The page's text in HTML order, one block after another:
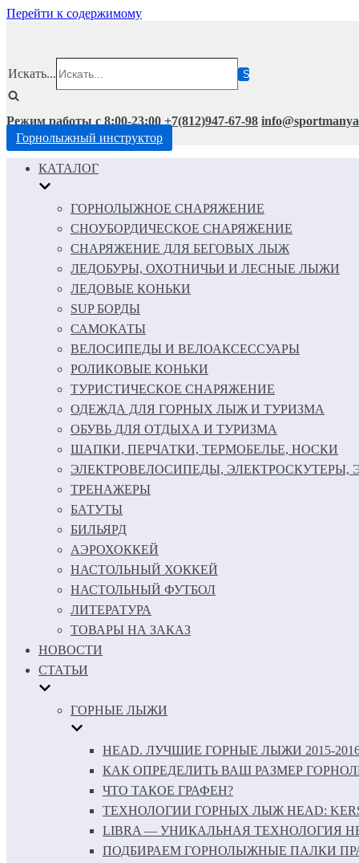
Перейти к содержимому
Искать...
Режим работы с 8:00-23:00 +7(812)947-67-98
Горнолыжный инструктор
КАТАЛОГ
ГОРНОЛЫЖНОЕ СНАРЯЖЕНИЕ
СНОУБОРДИЧЕСКОЕ СНАРЯЖЕНИЕ
СНАРЯЖЕНИЕ ДЛЯ БЕГОВЫХ ЛЫЖ
ЛЕДОБУРЫ, ОХОТНИЧЬИ И ЛЕСНЫЕ ЛЫЖИ
ЛЕДОВЫЕ КОНЬКИ
SUP БОРДЫ
САМОКАТЫ
ВЕЛОСИПЕДЫ И ВЕЛОАКСЕССУАРЫ
РОЛИКОВЫЕ КОНЬКИ
ТУРИСТИЧЕСКОЕ СНАРЯЖЕНИЕ
ОДЕЖДА ДЛЯ ГОРНЫХ ЛЫЖ И ТУРИЗМА
ОБУВЬ ДЛЯ ОТДЫХА И ТУРИЗМА
ШАПКИ, ПЕРЧАТКИ, ТЕРМОБЕЛЬЕ, НОСКИ
ЭЛЕКТРОВЕЛОСИПЕДЫ, ЭЛЕКТРОСКУТЕРЫ,
ТРЕНАЖЕРЫ
БАТУТЫ
БИЛЬЯРД
АЭРОХОККЕЙ
НАСТОЛЬНЫЙ ХОККЕЙ
НАСТОЛЬНЫЙ ФУТБОЛ
ЛИТЕРАТУРА
ТОВАРЫ НА ЗАКАЗ
НОВОСТИ
СТАТЬИ
ГОРНЫЕ ЛЫЖИ
HEAD. ЛУЧШИЕ ГОРНЫЕ ЛЫЖИ 2015-
КАК ОПРЕДЕЛИТЬ ВАШ РАЗМЕР
ЧТО ТАКОЕ ГРАФЕН?
ТЕХНОЛОГИИ ГОРНЫХ ЛЫЖ HEAD: KERS
LIBRA — УНИКАЛЬНАЯ ТЕХНОЛОГИЯ
ПОДБИРАЕМ ГОРНОЛЫЖНЫЕ ПАЛКИ